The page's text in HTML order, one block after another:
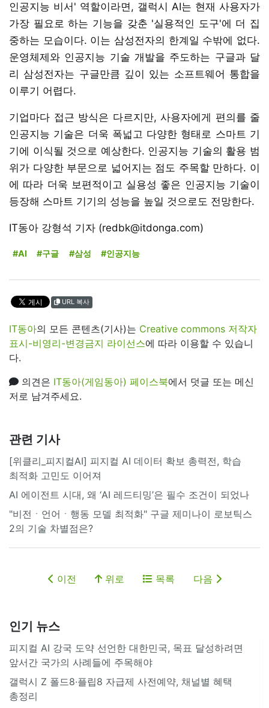
인공지능 비서' 역할이라면, 갤럭시 AI는 현재 사용자가
가장 필요로 하는 기능을 갖춘 '실용적인 도구'에 더 집
중하는 모습이다. 이는 삼성전자의 한계일 수밖에 없다.
운영체제와 인공지능 기술 개발을 주도하는 구글과 달
리 삼성전자는 구글만큼 깊이 있는 소프트웨어 통합을
이루기 어렵다.
기업마다 접근 방식은 다르지만, 사용자에게 편의를 줄
인공지능 기술은 더욱 폭넓고 다양한 형태로 스마트 기
기에 이식될 것으로 예상한다. 인공지능 기술의 활용 범
위가 다양한 부문으로 넓어지는 점도 주목할 만하다. 이
에 따라 더욱 보편적이고 실용성 좋은 인공지능 기술이
등장해 스마트 기기의 성능을 높일 것으로도 전망한다.
IT동아 강형석 기자 (redbk@itdonga.com)
#AI #구글 #삼성 #인공지능
URL 복사
IT동아의 모든 콘텐츠(기사)는 Creative commons 저작자
표시-비영리-변경금지 라이선스에 따라 이용할 수 있습니
다.
의견은 IT동아(게임동아) 페이스북에서 덧글 또는 메신
저로 남겨주세요.
관련 기사
[위클리_피지컬AI] 피지컬 AI 데이터 확보 총력전, 학습
최적화 고민도 이어져
AI 에이전트 시대, 왜 ‘AI 레드티밍’은 필수 조건이 되었나
"비전ㆍ언어ㆍ행동 모델 최적화" 구글 제미나이 로보틱스
2의 기술 차별점은?
이전 위로 목록 다음
인기 뉴스
피지컬 AI 강국 도약 선언한 대한민국, 목표 달성하려면
앞서간 국가의 사례들에 주목해야
갤럭시 Z 폴드8·플립8 자급제 사전예약, 채널별 혜택
총정리